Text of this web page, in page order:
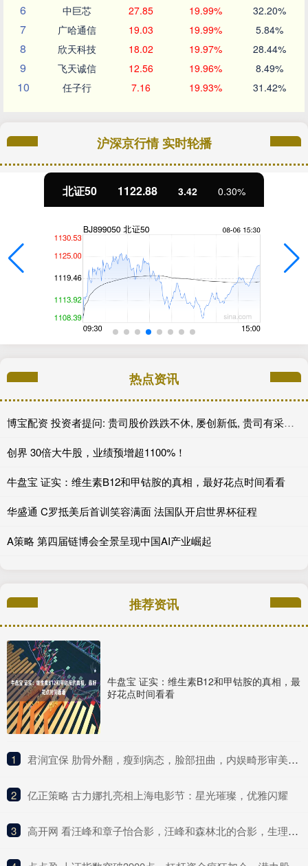
6 中巨芯 27.85 19.99% 32.20%
7 广哈通信 19.03 19.99% 5.84%
8 欣天科技 18.02 19.97% 28.44%
9 飞天诚信 12.56 19.96% 8.49%
10 任子行 7.16 19.93% 31.42%
沪深京行情 实时轮播
北证50 1122.88 3.42 0.30%
热点资讯
博宝配资 投资者提问: 贵司股价跌跌不休, 屡创新低, 贵司有采取任何提振股价的措施吗?
创界 30倍大牛股，业绩预增超1100%！
牛盘宝 证实：维生素B12和甲钴胺的真相，最好花点时间看看
华盛通 C罗抵美后首训笑容满面 法国队开启世界杯征程
A策略 第四届链博会全景呈现中国AI产业崛起
推荐资讯
牛盘宝 证实：维生素B12和甲钴胺的真相，最
好花点时间看看
1 ​君润宜保 肋骨外翻，瘦到病态，脸部扭曲，内娱畸形审美什么时候是个头
2 ​亿正策略 古力娜扎亮相上海电影节：星光璀璨，优雅闪耀
3 ​高开网 看汪峰和章子怡合影，汪峰和森林北的合影，生理性喜欢显而易见